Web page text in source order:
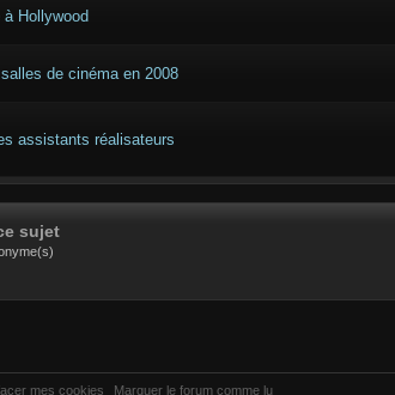
Hollywood
de cinéma en 2008
assistants réalisateurs
sujet
mes cookies Marquer le forum comme lu